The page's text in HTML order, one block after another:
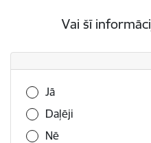
Vai šī
Vai šī informācija bija
Jā
Daļēji
Nē